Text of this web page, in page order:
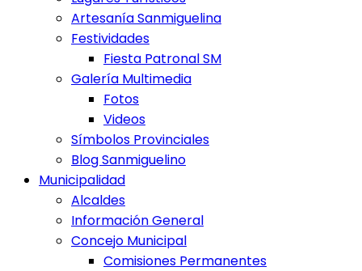
Artesanía Sanmiguelina
Festividades
Fiesta Patronal SM
Galería Multimedia
Fotos
Videos
Símbolos Provinciales
Blog Sanmiguelino
Municipalidad
Alcaldes
Información General
Concejo Municipal
Comisiones Permanentes